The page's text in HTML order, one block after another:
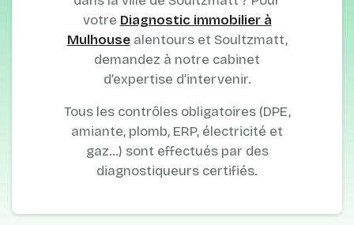
votre Diagnostic immobilier à
Mulhousealentours et Soultzmatt,
demandez à notre cabinet
d’expertise d’intervenir.
Tous les contrôles obligatoires (DPE,
amiante, plomb, ERP, électricité et
gaz…) sont effectués par des
diagnostiqueurs certifiés.